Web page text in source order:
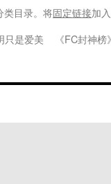
类目录。将固定链接加
只是爱美
《FC封神